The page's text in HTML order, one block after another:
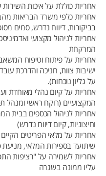
אחריות כוללת על איכות
אחריות כלפי משרד הבריאות
בביקורות, דיווח נדרש, סמים
אחריות לניהול מקצועי
המרקחת
אחריות על פיתוח וטיפוח המשאב
ישיבות צוות, חניכה והדרכת
על גליון נוכחות).
אחריות על קיום נהלי מאוחדת
המקצועיים (רוקח ראשי ומנהל
אחריות לניהול הכספים בבית
וחיצוניות, קיום דיווח נדרש)
אחריות על מלאי הפריטים
שיתועד בספירות המלאי, מניעת
אחריות לשמירה על "רציפות
עליו ממונה בשגרה